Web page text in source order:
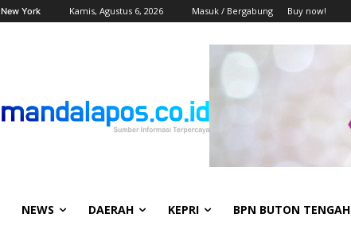
New York Kamis, Agustus 6, 2026 Masuk / Bergabung Buy now!
NEWS DAERAH KEPRI BPN BUTON TENGAH